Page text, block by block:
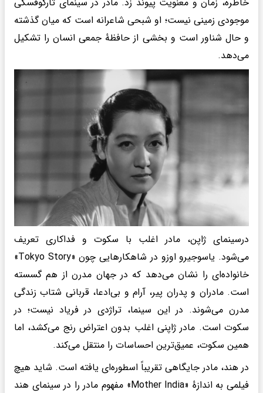
موجودی زمینی نیست؛ او شبحی شاعرانه است که میان گذشته
و حال شناور است و بخشی از حافظهٔ جمعی انسان را تشکیل
می‌دهد.
درسینمای ژاپن، مادر اغلب با سکوت و فداکاری تعریف
می‌شود. یاسوجیرو اوزو در شاهکارهایی چون «Tokyo Story»
خانواده‌ای را نشان می‌دهد که در جهان مدرن از هم گسسته
است. مادران و پدران پیر، آرام و بی‌ادعا، قربانی شتاب زندگی
مدرن می‌شوند. در این سینما، تراژدی در فریاد نیست؛ در
سکوت است. مادر ژاپنی اغلب بدون اعتراض رنج می‌کشد، اما
همین سکوت، عمیق‌ترین احساسات را منتقل می‌کند.
در هند، مادر جایگاهی تقریباً اسطوره‌ای یافته است. شاید هیچ
فیلمی به اندازهٔ «Mother India» مفهوم مادر را در سینمای هند